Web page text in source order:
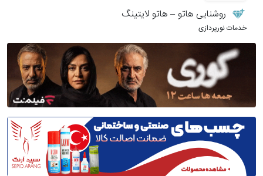
روشنایی هاتو – هاتو لایتینگ
خدمات نورپردازی